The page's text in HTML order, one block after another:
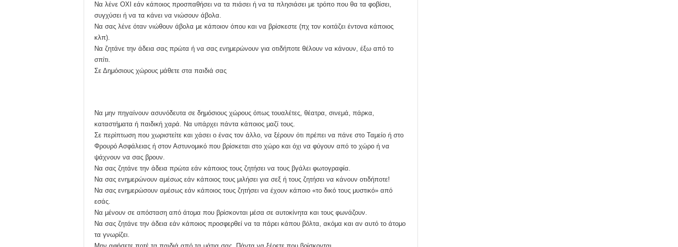
Να λένε ΟΧΙ εάν κάποιος προσπαθήσει να τα πιάσει ή να τα πλησιάσει με τρόπο που θα τα φοβίσει,
συγχύσει ή να τα κάνει να νιώσουν άβολα.
Να σας λένε όταν νιώθουν άβολα με κάποιον όπου και να βρίσκεστε (πχ τον κοιτάζει έντονα κάποιος
κλπ).
Να ζητάνε την άδεια σας πρώτα ή να σας ενημερώνουν για οτιδήποτε θέλουν να κάνουν, έξω από το
σπίτι.
Σε Δημόσιους χώρους μάθετε στα παιδιά σας
Να μην πηγαίνουν ασυνόδευτα σε δημόσιους χώρους όπως τουαλέτες, θέατρα, σινεμά, πάρκα,
καταστήματα ή παιδική χαρά. Να υπάρχει πάντα κάποιος μαζί τους.
Σε περίπτωση που χωριστείτε και χάσει ο ένας τον άλλο, να ξέρουν ότι πρέπει να πάνε στο Ταμείο ή στο
Φρουρό Ασφάλειας ή στον Αστυνομικό που βρίσκεται στο χώρο και όχι να φύγουν από το χώρο ή να
ψάχνουν να σας βρουν.
Να σας ζητάνε την άδεια πρώτα εάν κάποιος τους ζητήσει να τους βγάλει φωτογραφία.
Να σας ενημερώνουν αμέσως εάν κάποιος τους μιλήσει για σεξ ή τους ζητήσει να κάνουν οτιδήποτε!
Να σας ενημερώσουν αμέσως εάν κάποιος τους ζητήσει να έχουν κάποιο «το δικό τους μυστικό» από
εσάς.
Να μένουν σε απόσταση από άτομα που βρίσκονται μέσα σε αυτοκίνητα και τους φωνάζουν.
Να σας ζητάνε την άδεια εάν κάποιος προσφερθεί να τα πάρει κάπου βόλτα, ακόμα και αν αυτό το άτομο
τα γνωρίζει.